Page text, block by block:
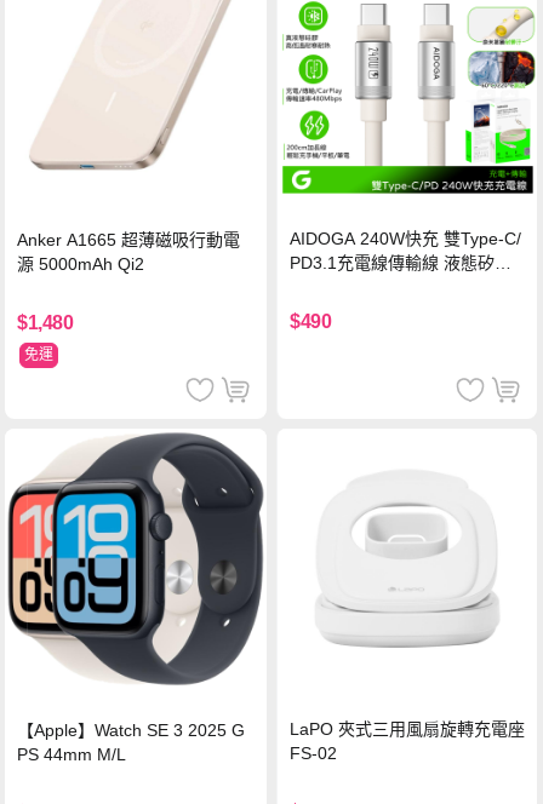
Anker A1665 超薄磁吸行動電
源 5000mAh Qi2
$1,480
免運
AIDOGA 240W快充 雙Type-C/
PD3.1充電線傳輸線 液態矽膠
機/平板/筆電
$490
【Apple】Watch SE 3 2025 G
PS 44mm M/L
LaPO 夾式三用風扇旋轉充電座
FS-02